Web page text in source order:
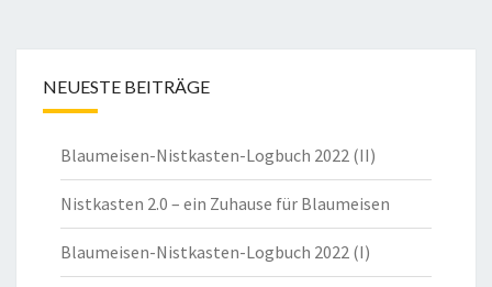
NEUESTE BEITRÄGE
Blaumeisen-Nistkasten-Logbuch 2022 (II)
Nistkasten 2.0 – ein Zuhause für Blaumeisen
Blaumeisen-Nistkasten-Logbuch 2022 (I)